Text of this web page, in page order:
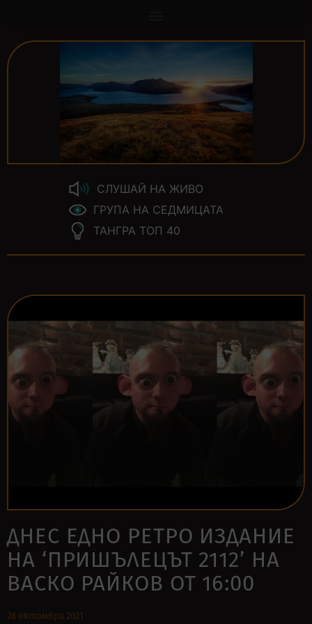
СЛУШАЙ НА ЖИВО
ГРУПА НА СЕДМИЦАТА
ТАНГРА ТОП 40
ДНЕС ЕДНО РЕТРО ИЗДАНИЕ
НА ‘ПРИШЪЛЕЦЪТ 2112’ НА
ВАСКО РАЙКОВ ОТ 16:00
28 октомври 2021